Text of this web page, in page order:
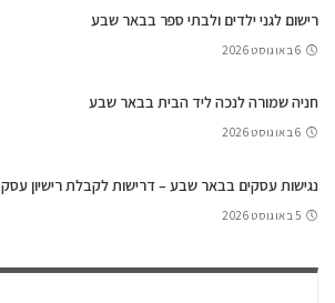
רישום לגני ילדים ולבתי ספר בבאר שבע
6 באוגוסט 2026
חניה שמורה לנכה ליד הבית בבאר שבע
6 באוגוסט 2026
נגישות עסקים בבאר שבע – דרישות לקבלת רישיון עסק
5 באוגוסט 2026